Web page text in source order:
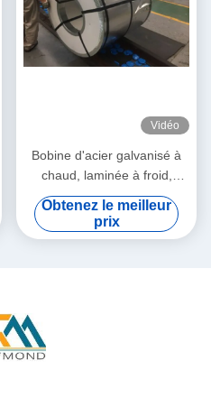
Vidéo
Bobine d'acier galvanisé à
chaud, laminée à froid,
revêtue de zinc DX51D pour
panneaux de meubles et
fabrication d'appareils
Obtenez le meilleur
prix